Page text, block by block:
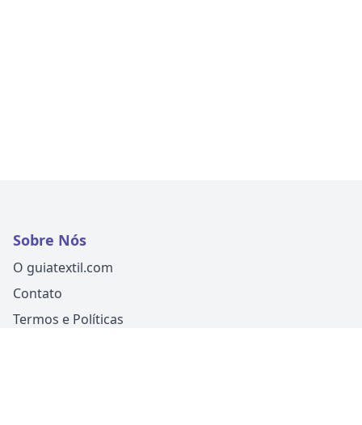
Sobre Nós
O guiatextil.com
Contato
Termos e Políticas